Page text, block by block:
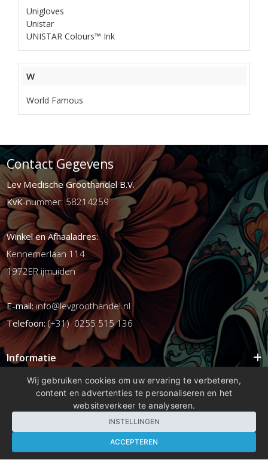
Unigloves
Unistar
UNISTAR Colours™ Ink
W
World Famous
Contact Gegevens
Lev Medische Groothandel B.V.
KvK-nummer: 58214259
Winkel en Afhaaladres:
Kennemerlaan 114
1972ER ijmuiden
E-mail:info@levgroothandel.nl
Telefoon:(+31) 0255 515 136
Informatie
Mijn account
Wij gebruiken cookies om uw ervaring te verbeteren,
content en advertenties te personaliseren en het
websiteverkeer te analyseren.
INSTELLINGEN
ACCEPTEREN